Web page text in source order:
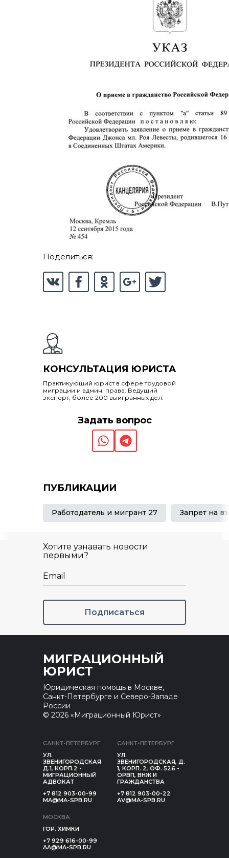
Поделиться:
КОНСУЛЬТАЦИЯ ЮРИСТА
Практикующий юрист в сфере трудовой
миграции и админ. права. Ведущий
эксперт, более 200 выигранных дел.
Задать вопрос
ПУБЛИКАЦИИ
Работодатель и мигрант 27
Хотите узнавать новости
первыми?
Email
Подписаться
МИГРАЦИОННЫЙ
ЮРИСТ
Юридическая помощь в Москве,
Санкт-Петербурге и Северо-Западе
России
© 2026 «Миграционный Юрист»
САНКТ-ПЕТЕРБУРГ
УЛ.
ЗВЕНИГОРОДСКАЯ
Д.1, КОРП.2 -
МИГРАЦИОННЫЙ
АДВОКАТ
+7 812 903-00-99
MA@MA-SPB.RU
САНКТ-ПЕТЕРБУРГ
УЛ.
ЗВЕНИГОРОДСКАЯ, Д.
1, КОРП. 2, ОФ. 526 -
ОРВП, ВНЖ И
ГРАЖДАНСТВА
+7 812 903-00-22
AV@MA-SPB.RU
МОСКВА
ГОР. ХИМКИ
+7 929 616-00-99
AA@MA-SPB.RU